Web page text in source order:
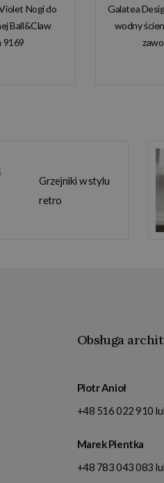
Nogi do
Ball&Claw
9169
Galatea
wodny
Grzejniki w stylu
retro
Obsługa
Piotr Anioł
+48 516 022 910
Marek Pientka
+48 783 043 083